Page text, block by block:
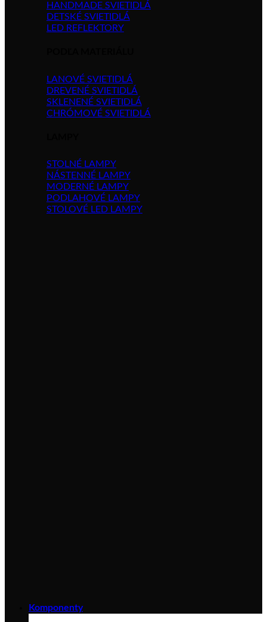
HANDMADE SVIETIDLÁ
DETSKÉ SVIETIDLÁ
LED REFLEKTORY
LANOVÉ SVIETIDLÁ
DREVENÉ SVIETIDLÁ
SKLENENÉ SVIETIDLÁ
CHRÓMOVÉ SVIETIDLÁ
STOLNÉ LAMPY
NÁSTENNÉ LAMPY
MODERNÉ LAMPY
PODLAHOVÉ LAMPY
STOLOVÉ LED LAMPY
Komponenty